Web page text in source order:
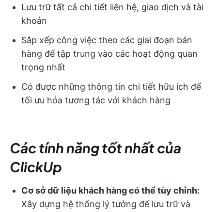
Lưu trữ tất cả chi tiết liên hệ, giao dịch và tài
khoản
Sắp xếp công việc theo các giai đoạn bán
hàng để tập trung vào các hoạt động quan
trọng nhất
Có được những thông tin chi tiết hữu ích để
tối ưu hóa tương tác với khách hàng
Các tính năng tốt nhất của
ClickUp
Cơ sở dữ liệu khách hàng có thể tùy chỉnh:
Xây dựng hệ thống lý tưởng để lưu trữ và